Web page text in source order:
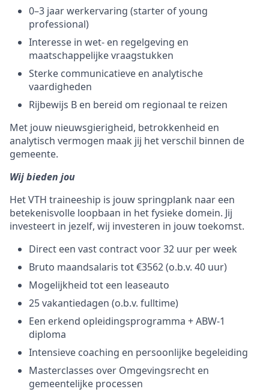
0–3 jaar werkervaring (starter of young
professional)
Interesse in wet- en regelgeving en
maatschappelijke vraagstukken
Sterke communicatieve en analytische
vaardigheden
Rijbewijs B en bereid om regionaal te reizen
Met jouw nieuwsgierigheid, betrokkenheid en
analytisch vermogen maak jij het verschil binnen de
gemeente.
Wij bieden jou
Het VTH traineeship is jouw springplank naar een
betekenisvolle loopbaan in het fysieke domein. Jij
investeert in jezelf, wij investeren in jouw toekomst.
Direct een vast contract voor 32 uur per week
Bruto maandsalaris tot €3562 (o.b.v. 40 uur)
Mogelijkheid tot een leaseauto
25 vakantiedagen (o.b.v. fulltime)
Een erkend opleidingsprogramma + ABW-1
diploma
Intensieve coaching en persoonlijke begeleiding
Masterclasses over Omgevingsrecht en
gemeentelijke processen